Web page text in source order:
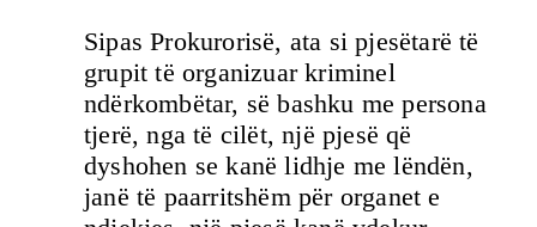
Sipas Prokurorisë, ata si pjesëtarë të
grupit të organizuar kriminel
ndërkombëtar, së bashku me persona
tjerë, nga të cilët, një pjesë që
dyshohen se kanë lidhje me lëndën,
janë të paarritshëm për organet e